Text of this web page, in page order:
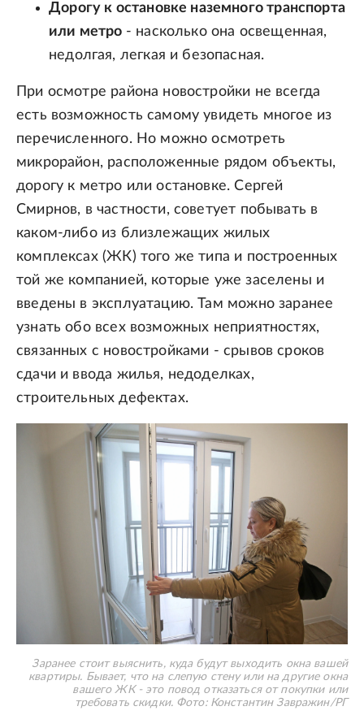
Дорогу к остановке наземного транспорта
или метро - насколько она освещенная,
недолгая, легкая и безопасная.
При осмотре района новостройки не всегда
есть возможность самому увидеть многое из
перечисленного. Но можно осмотреть
микрорайон, расположенные рядом объекты,
дорогу к метро или остановке. Сергей
Смирнов, в частности, советует побывать в
каком-либо из близлежащих жилых
комплексах (ЖК) того же типа и построенных
той же компанией, которые уже заселены и
введены в эксплуатацию. Там можно заранее
узнать обо всех возможных неприятностях,
связанных с новостройками - срывов сроков
сдачи и ввода жилья, недоделках,
строительных дефектах.
Заранее стоит выяснить, куда будут выходить окна вашей
квартиры. Бывает, что на слепую стену или на другие окна
вашего ЖК - это повод отказаться от покупки или
требовать скидки.Фото: Константин Завражин/РГ